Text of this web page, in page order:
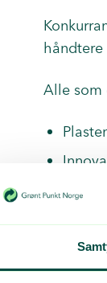
Alle som
Disse er
Firma